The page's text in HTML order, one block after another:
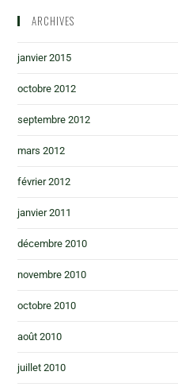
ARCHIVES
janvier 2015
octobre 2012
septembre 2012
mars 2012
février 2012
janvier 2011
décembre 2010
novembre 2010
octobre 2010
août 2010
juillet 2010